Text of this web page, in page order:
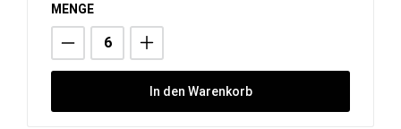
MENGE
In den Warenkorb